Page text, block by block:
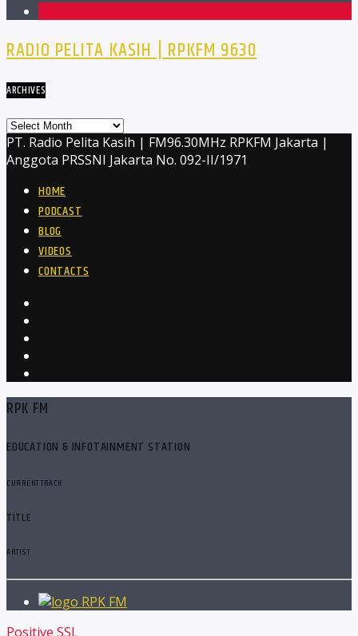
RADIO PELITA KASIH | RPKFM 9630
ARCHIVES
Archives
PT. Radio Pelita Kasih | FM96.30MHz RPKFM Jakarta |
Anggota PRSSNI Jakarta No. 092-II/1971
HOME
PODCAST
BLOG
VIDEOS
CONTACTS
RPK FM
EDUCATION & INFOTAINMENT STATION
CURRENT TRACK
TITLE
ARTIST
RPK FM
Positive SSL